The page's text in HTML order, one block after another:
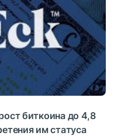
биткоина до 4,8
им статуса